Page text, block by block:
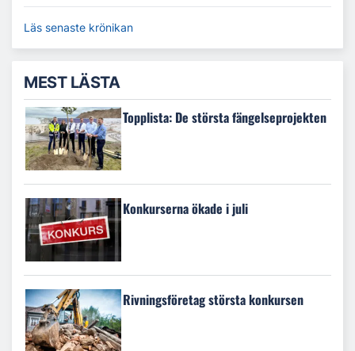
Läs senaste krönikan
MEST LÄSTA
Topplista: De största fängelseprojekten
Konkurserna ökade i juli
Rivningsföretag största konkursen